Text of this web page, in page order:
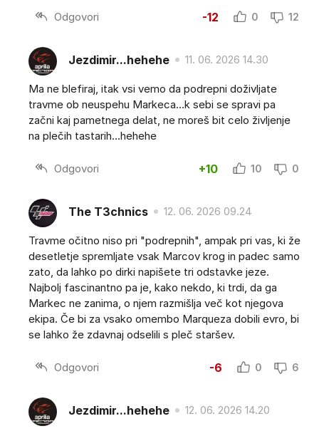
Odgovori -12 0 12
Jezdimir...hehehe 11. 06. 2026 14.30
Ma ne blefiraj, itak vsi vemo da podrepni doživljate
travme ob neuspehu Markeca...k sebi se spravi pa
začni kaj pametnega delat, ne moreš bit celo življenje
na plečih tastarih...hehehe
Odgovori +10 10 0
The T3chnics 12. 06. 2026 09.24
Travme očitno niso pri "podrepnih", ampak pri vas, ki že
desetletje spremljate vsak Marcov krog in padec samo
zato, da lahko po dirki napišete tri odstavke jeze.
Najbolj fascinantno pa je, kako nekdo, ki trdi, da ga
Markec ne zanima, o njem razmišlja več kot njegova
ekipa. Če bi za vsako omembo Marqueza dobili evro, bi
se lahko že zdavnaj odselili s pleč staršev.
Odgovori -6 0 6
Jezdimir...hehehe 12. 06. 2026 14.20